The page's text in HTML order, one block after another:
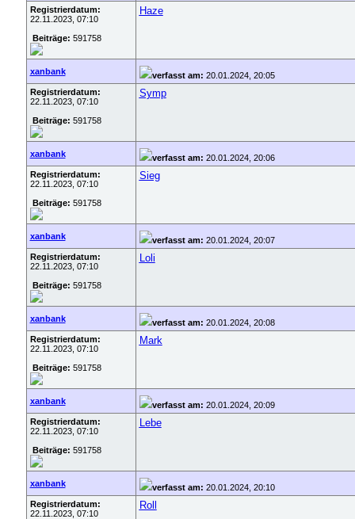
Registrierdatum:
22.11.2023, 07:10
Beiträge: 591758
Haze
xanbank verfasst am: 20.01.2024, 20:05
Registrierdatum:
22.11.2023, 07:10
Beiträge: 591758
Symp
xanbank verfasst am: 20.01.2024, 20:06
Registrierdatum:
22.11.2023, 07:10
Beiträge: 591758
Sieg
xanbank verfasst am: 20.01.2024, 20:07
Registrierdatum:
22.11.2023, 07:10
Beiträge: 591758
Loli
xanbank verfasst am: 20.01.2024, 20:08
Registrierdatum:
22.11.2023, 07:10
Beiträge: 591758
Mark
xanbank verfasst am: 20.01.2024, 20:09
Registrierdatum:
22.11.2023, 07:10
Beiträge: 591758
Lebe
xanbank verfasst am: 20.01.2024, 20:10
Registrierdatum:
22.11.2023, 07:10
Roll